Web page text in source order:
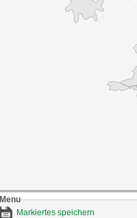
Menu
Markiertes speichern